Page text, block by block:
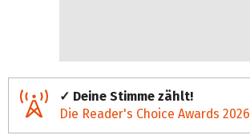
✓ Deine Stimme zählt!
Die Reader's Choice Awards 2026